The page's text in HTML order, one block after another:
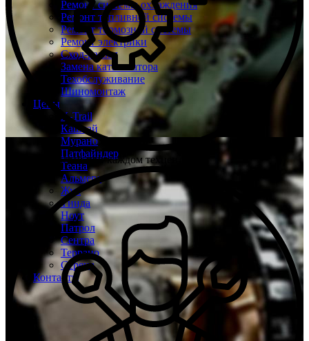
Ремонт системы охлаждения
Ремонт топливной системы
Ремонт тормозной системы
Ремонт электрики
Сход-развал
Замена катализатора
Техобслуживание
Шиномонтаж
Цены
X-Trail
Кашкай
Мурано
Патфайндер
Теана
Альмера
Жук
Тиида
Ноут
Патрол
Сентра
Террано
Серена
Контакты
Склад запчастей при каждом техцентре